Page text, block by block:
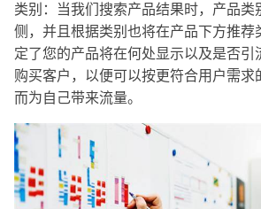
类别：当我们搜索产品结果时，产品类
侧，并且根据类别也将在产品下方推荐
定了您的产品将在何处显示以及是否引
购买客户，以便可以按更符合用户需求
而为自己带来流量。